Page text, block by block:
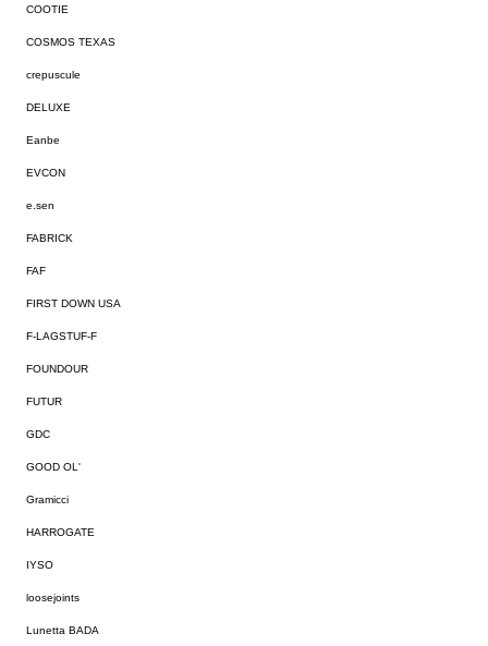
COOTIE
COSMOS TEXAS
crepuscule
DELUXE
Eanbe
EVCON
e.sen
FABRICK
FAF
FIRST DOWN USA
F-LAGSTUF-F
FOUNDOUR
FUTUR
GDC
GOOD OL'
Gramicci
HARROGATE
IYSO
loosejoints
Lunetta BADA